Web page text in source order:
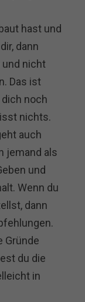
hast und
dann
nicht
Das ist
noch
nichts.
auch
jemand als
und
Wenn du
dann
Gründe
du die
in